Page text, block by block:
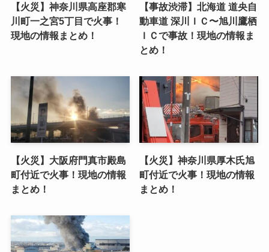
【火災】神奈川県高座郡寒
川町一之宮5丁目で火事！
現地の情報まとめ！
【事故渋滞】北海道 道央自
動車道 深川ＩＣ〜旭川鷹栖
ＩＣで事故！現地の情報ま
とめ！
【火災】大阪府門真市殿島
町付近で火事！現地の情報
まとめ！
【火災】神奈川県厚木氏旭
町付近で火事！現地の情報
まとめ！